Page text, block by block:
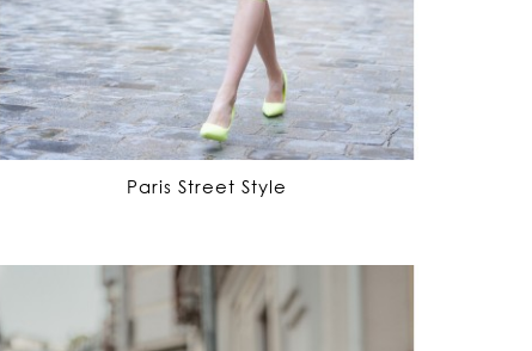
Paris Street Style